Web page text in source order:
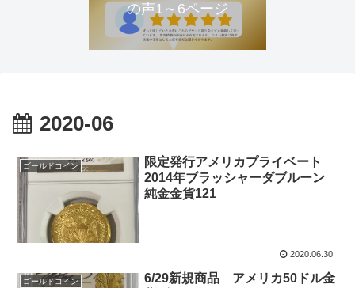
の声1～6ページ
2020-06
ゴールドコイン
限定発行アメリカプライベート
2014年ブラッシャーダブルーン
純金金貨121
2020.06.30
ゴールドコイン
6/29新規商品 アメリカ50ドル金